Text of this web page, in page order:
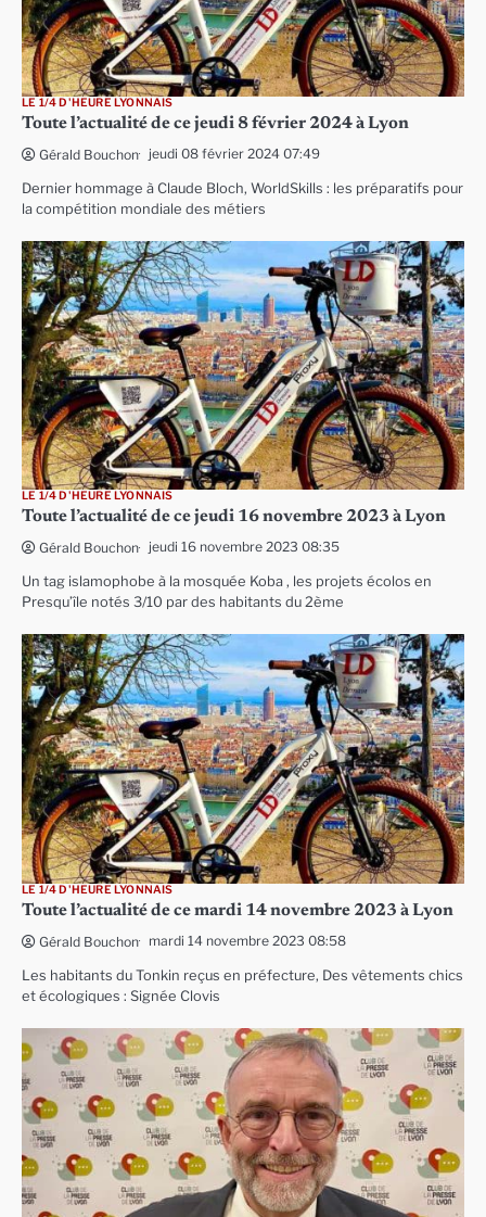
LE 1/4 D'HEURE LYONNAIS
Toute l’actualité de ce jeudi 8 février 2024 à Lyon
Gérald Bouchon jeudi 08 février 2024 07:49
Dernier hommage à Claude Bloch, WorldSkills : les préparatifs pour
la compétition mondiale des métiers
LE 1/4 D'HEURE LYONNAIS
Toute l’actualité de ce jeudi 16 novembre 2023 à Lyon
Gérald Bouchon jeudi 16 novembre 2023 08:35
Un tag islamophobe à la mosquée Koba , les projets écolos en
Presqu’île notés 3/10 par des habitants du 2ème
LE 1/4 D'HEURE LYONNAIS
Toute l’actualité de ce mardi 14 novembre 2023 à Lyon
Gérald Bouchon mardi 14 novembre 2023 08:58
Les habitants du Tonkin reçus en préfecture, Des vêtements chics
et écologiques : Signée Clovis